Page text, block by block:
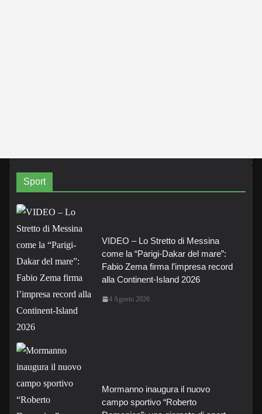
Sport
VIDEO – Lo Stretto di Messina
come la “Parigi-Dakar del mare”:
Fabio Zema firma l’impresa record
alla Continent-Island 2026
4 Agosto 2026
Mormanno inaugura il nuovo
campo sportivo “Roberto